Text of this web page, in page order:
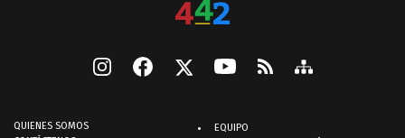
QUIENES SOMOS
EQUIPO